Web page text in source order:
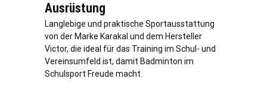
Ausrüstung
Langlebige und praktische Sportausstattung
von der Marke Karakal und dem Hersteller
Victor, die ideal für das Training im Schul- und
Vereinsumfeld ist, damit Badminton im
Schulsport Freude macht.